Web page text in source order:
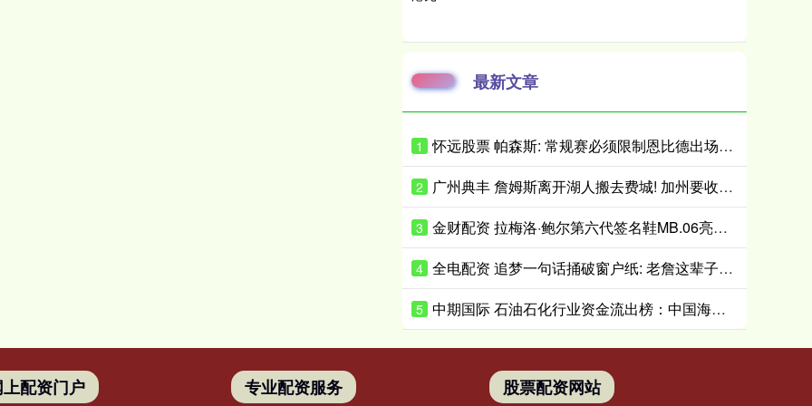
最新文章
1 怀远股票 帕森斯: 常规赛必须限制恩比德出场时间 打40场&每场25分钟就行了
2 广州典丰 詹姆斯离开湖人搬去费城! 加州要收亿万富翁税, 搬走也白搭?
3 金财配资 拉梅洛·鲍尔第六代签名鞋MB.06亮相 首发配色将于近日小面积发售
4 全电配资 追梦一句话捅破窗户纸: 老詹这辈子都不会穿勇士球衣
5 中期国际 石油石化行业资金流出榜：中国海油等5股净流出资金超5000万元
配资门户 专业配资服务 股票配资网站